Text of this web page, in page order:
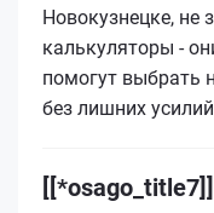
Новокузнецке, не
калькуляторы -
помогут выбрать
без лишних
[[*osago_title7]]